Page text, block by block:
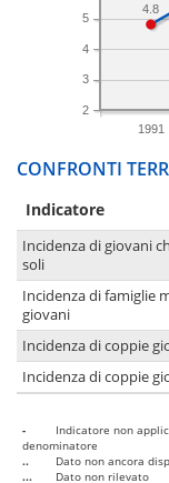
1991
2
3
4
5
4.8
CONFRONTI
Indicatore
Incidenza di giovani
soli
Incidenza di famiglie
giovani
Incidenza di coppie
Incidenza di coppie
-
Indicatore non
denominatore
..
Dato non ancora
...
Dato non rilevato